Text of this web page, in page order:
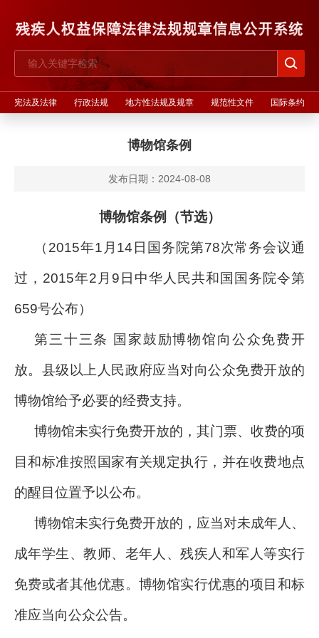
宪法及法律 行政法规 地方性法规及规章 规范性文件 国际条约
博物馆条例
发布日期：2024-08-08
博物馆条例（节选）
（2015年1月14日国务院第78次常务会议通
过，2015年2月9日中华人民共和国国务院令第
659号公布）
第三十三条 国家鼓励博物馆向公众免费开
放。县级以上人民政府应当对向公众免费开放的
博物馆给予必要的经费支持。
博物馆未实行免费开放的，其门票、收费的项
目和标准按照国家有关规定执行，并在收费地点
的醒目位置予以公布。
博物馆未实行免费开放的，应当对未成年人、
成年学生、教师、老年人、残疾人和军人等实行
免费或者其他优惠。博物馆实行优惠的项目和标
准应当向公众公告。